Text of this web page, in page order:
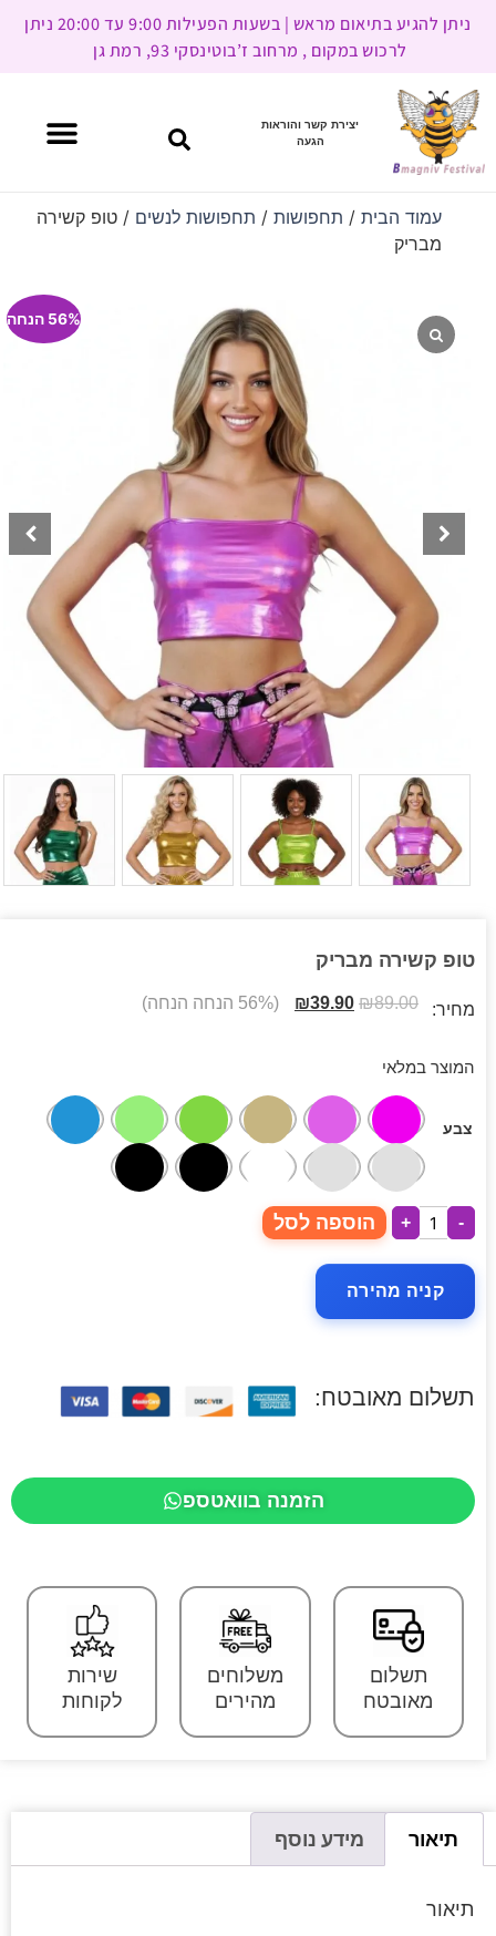
ניתן להגיע בתיאום מראש | בשעות הפעילות 9:00 עד 20:00 ניתן
לרכוש במקום , מרחוב ז’בוטינסקי 93, רמת גן
יצירת קשר והוראות
הגעה
עמוד הבית/ תחפושות/ תחפושות לנשים / טופ קשירה
מבריק
56% הנחה
טופ קשירה מבריק
מחיר: ₪89.00
₪39.90 (56% הנחה הנחה)
המוצר במלאי
צבע
-
+ הוספה לסל
קניה מהירה
תשלום מאובטח:
הזמנה בוואטספ
תשלום
מאובטח
משלוחים
מהירים
שירות
לקוחות
תיאור מידע נוסף
תיאור